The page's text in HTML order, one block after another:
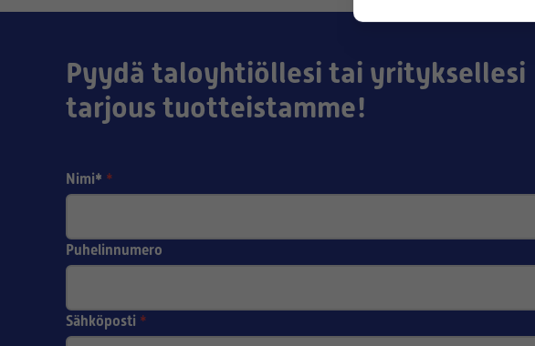
Pyydä taloyhtiöllesi tai yrityksellesi
tarjous tuotteistamme!
Nimi* *
Puhelinnumero
Sähköposti *